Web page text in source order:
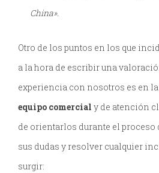
China».
Otro de los puntos en los que
a la hora de escribir una
experiencia con nosotros es en la
equipo comercial y de atención
de orientarlos durante el proceso
sus dudas y resolver cualquier
surgir: